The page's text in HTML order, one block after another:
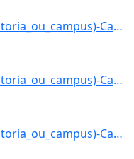
3: denominacao_da_unidade_(reitoria_ou_campus)-Campus_Aquidauana-registro_do_imovel_no_SPIUnet-90210006]
4: denominacao_da_unidade_(reitoria_ou_campus)-Campus_Campo_Grande-registro_do_imovel_no_SPIUnet-905101]
5: denominacao_da_unidade_(reitoria_ou_campus)-Campus_Corumba-registro_do_imovel_no_SPIUnet-90630046450]